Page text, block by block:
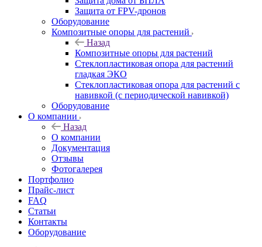
Защита от FPV-дронов
Оборудование
Композитные опоры для растений
Назад
Композитные опоры для растений
Стеклопластиковая опора для растений
гладкая ЭКО
Стеклопластиковая опора для растений с
навивкой (с периодической навивкой)
Оборудование
О компании
Назад
О компании
Документация
Отзывы
Фотогалерея
Портфолио
Прайс-лист
FAQ
Статьи
Контакты
Оборудование